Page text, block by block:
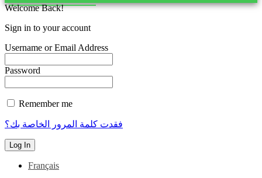
Welcome Back!
Sign in to your account
Username or Email Address
Password
Remember me
فقدت كلمة المرور الخاصة بك؟
Français